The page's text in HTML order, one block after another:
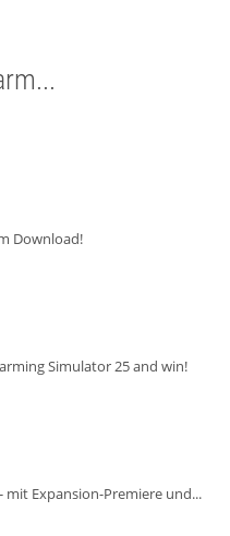
Download!
Simulator 25 and win!
mit Expansion-Premiere und...